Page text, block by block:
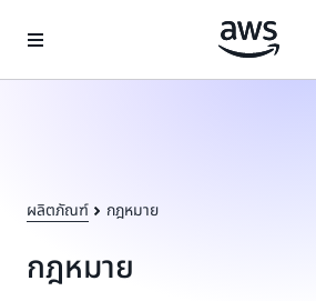
ผลิตภัณฑ์ กฎหมาย
กฎหมาย